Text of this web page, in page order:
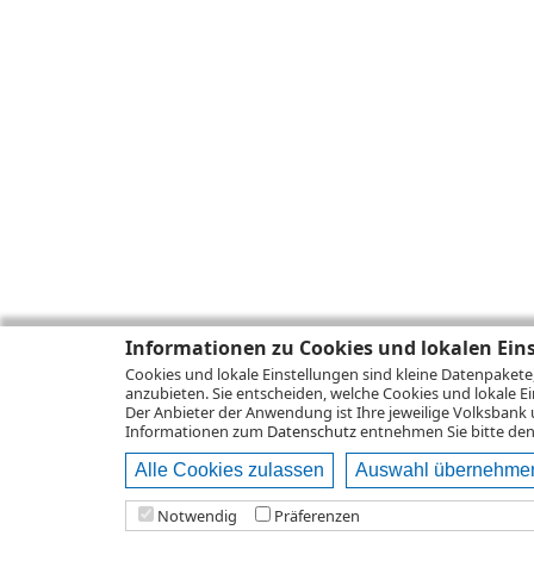
Informationen zu Cookies und lokalen
Cookies und lokale Einstellungen sind kleine
anzubieten. Sie entscheiden, welche Cookies und lokale
Der Anbieter der Anwendung ist Ihre jeweilige Volksbank
Informationen zum Datenschutzentnehmen Sie bitte
Alle Cookies zulassen Auswahl
Notwendig Präferenzen